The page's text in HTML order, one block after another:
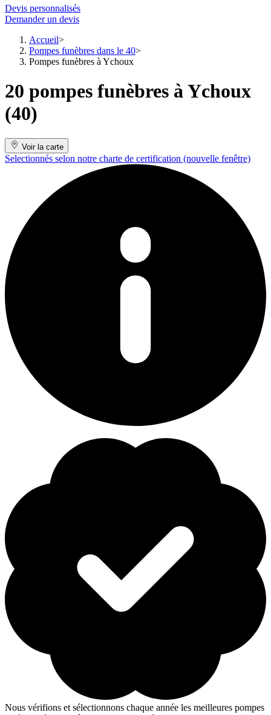
Devis personnalisés
Demander un devis
Accueil
Pompes funèbres dans le 40
Pompes funèbres à Ychoux
20 pompes funèbres à Ychoux
(40)
Voir la carte
Selectionnés selon notre charte de certification (nouvelle fenêtre)
Nous vérifions et sélectionnons chaque année les meilleures pompes